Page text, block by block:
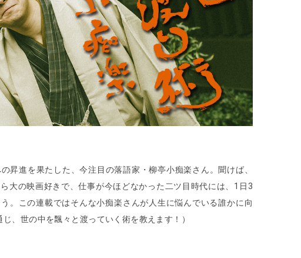
昇進を果たした、今注目の落語家・柳亭小痴楽さん。聞けば、
大の映画好きで、仕事が今ほどなかった二ツ目時代には、1日3
。この連載ではそんな小痴楽さんが人生に悩んでいる誰かに向
、世の中を飄々と渡っていく術を教えます！）